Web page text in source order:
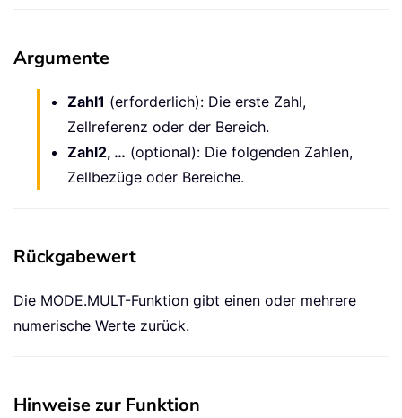
Argumente
Zahl1 (erforderlich): Die erste Zahl,
Zellreferenz oder der Bereich.
Zahl2, … (optional): Die folgenden Zahlen,
Zellbezüge oder Bereiche.
Rückgabewert
Die MODE.MULT-Funktion gibt einen oder mehrere
numerische Werte zurück.
Hinweise zur Funktion